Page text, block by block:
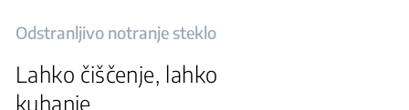
Odstranljivo notranje steklo
Lahko čiščenje, lahko
kuhanje